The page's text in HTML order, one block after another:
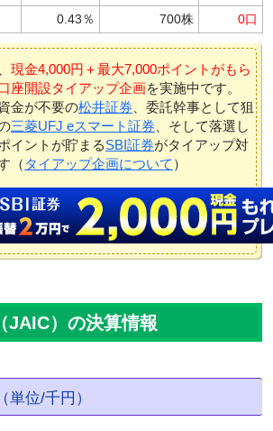
0.43％ 700株 0口
現金4,000円＋最大7,000ポイントがもら
座開設タイアップ企画を実施中です。
金が不要の松井証券 、委託幹事として狙
三菱UFJ eスマート証券 、そして落選し
イントが貯まるSBI証券がタイアップ対
（ タイアップ企画について ）
JAIC）の決算情報
位/千円）